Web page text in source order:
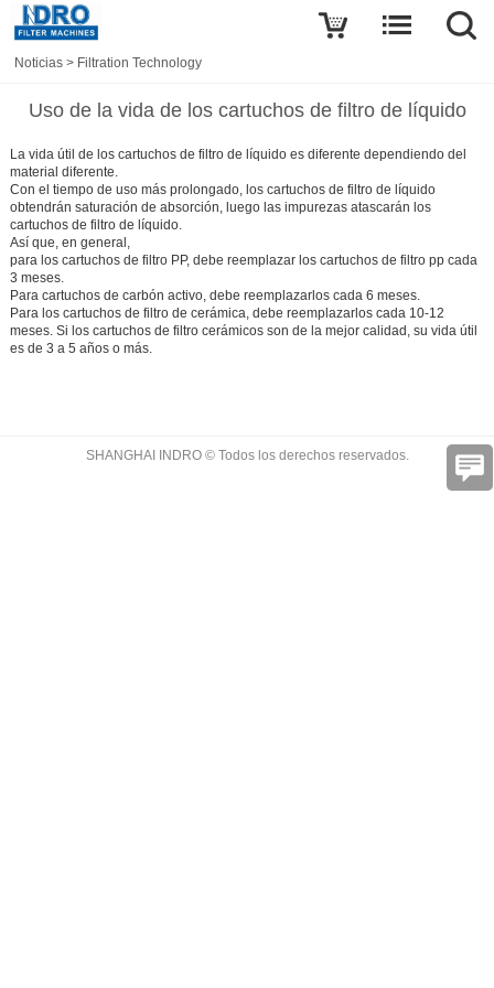
Noticias > Filtration Technology
Uso de la vida de los cartuchos de filtro de líquido
La vida útil de los cartuchos de filtro de líquido es diferente dependiendo del
material diferente.
Con el tiempo de uso más prolongado, los cartuchos de filtro de líquido
obtendrán saturación de absorción, luego las impurezas atascarán los
cartuchos de filtro de líquido.
Así que, en general,
para los cartuchos de filtro PP, debe reemplazar los cartuchos de filtro pp cada
3 meses.
Para cartuchos de carbón activo, debe reemplazarlos cada 6 meses.
Para los cartuchos de filtro de cerámica, debe reemplazarlos cada 10-12
meses. Si los cartuchos de filtro cerámicos son de la mejor calidad, su vida útil
es de 3 a 5 años o más.
SHANGHAI INDRO © Todos los derechos reservados.